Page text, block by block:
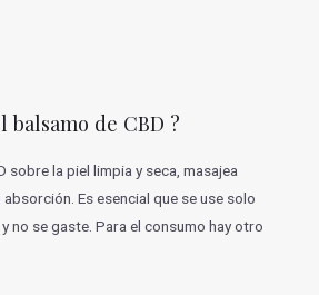
balsamo de CBD ?
sobre la piel limpia y seca, masajea
Es esencial que se use solo
no se gaste. Para el consumo hay otro